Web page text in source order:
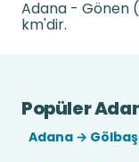
Adana - Gönen
km'dir.
Popüler
Adana →